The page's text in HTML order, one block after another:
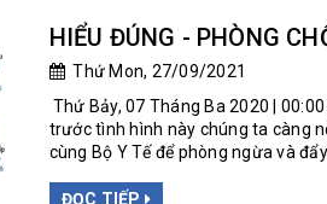
HIỂU ĐÚNG - PHÒNG
Thứ Mon, 27/09/2021
Thứ Bảy, 07 Tháng Ba 2020 |
trước tình hình này chúng ta càng
cùng Bộ Y Tế để phòng ngừa và đẩy
ĐỌC TIẾP